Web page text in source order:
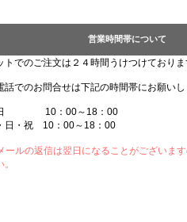
営業時間帯について
トでのご注文は２４時間うけつけており
話でのお問合せは下記の時間帯にお願い
10：00～18：00
日・祝 10：00～18：00
ールの返信は翌日になることがございま